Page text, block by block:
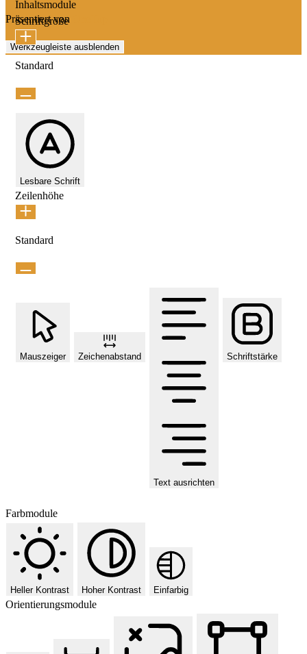
Präsentiert von
Werkzeugleiste ausblenden
Inhaltsmodule
Schriftgröße
Standard
Lesbare Schrift
Zeilenhöhe
Standard
Mauszeiger Zeichenabstand
Text ausrichten
Schriftstärke
Farbmodule
Heller Kontrast Hoher Kontrast Einfarbig
Orientierungsmodule